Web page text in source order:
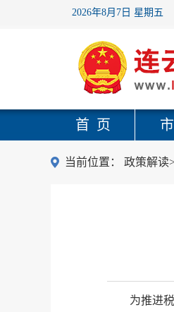
2026年8月7日 星期五
首 页
当前位置： 政策解读
为推进